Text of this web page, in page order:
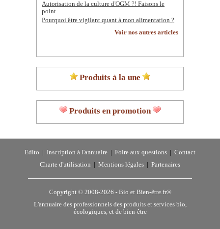
Autorisation de la culture d'OGM ?! Faisons le
point
Pourquoi être vigilant quant à mon alimentation ?
Voir nos autres articles
Produits à la une
Produits en promotion
Edito Inscription à l'annuaire Foire aux questions
Contact
Charte d'utilisation
Mentions légales Partenaires
Copyright © 2008-2026 - Bio et Bien-être.fr®
L'annuaire des professionnels des produits et services bio,
écologiques, et de bien-être